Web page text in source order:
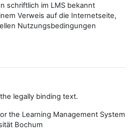
schriftlich im LMS bekannt
Verweis auf die Internetseite,
Nutzungsbedingungen
legally binding text.
the Learning Management System
Bochum